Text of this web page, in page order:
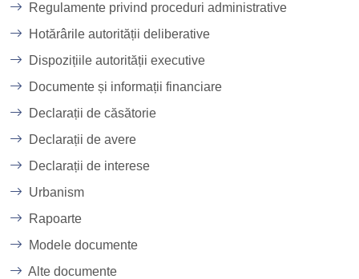
Regulamente privind proceduri administrative
Hotărârile autorității deliberative
Dispozițiile autorității executive
Documente și informații financiare
Declarații de căsătorie
Declarații de avere
Declarații de interese
Urbanism
Rapoarte
Modele documente
Alte documente